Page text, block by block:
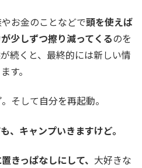
お金のことなどで頭を使えば
少しずつ擦り減ってくるのを
続くと、最終的には新しい情
す。
そして自分を再起動。
、キャンプいきますけど。
きっぱなしにして、 大好きな